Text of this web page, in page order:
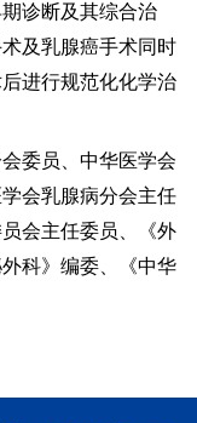
诊断及其综合治
及乳腺癌手术同时
进行规范化化学治
委员、中华医学会
会乳腺病分会主任
会主任委员、《外
科》编委、《中华